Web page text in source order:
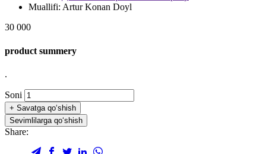
Muallifi: Artur Konan Doyl
30 000
product summery
.
Soni
+ Savatga qo‘shish
Sevimlilarga qo‘shish
Share: